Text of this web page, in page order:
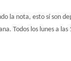
la nota, esto sí son
Todos los lunes a las